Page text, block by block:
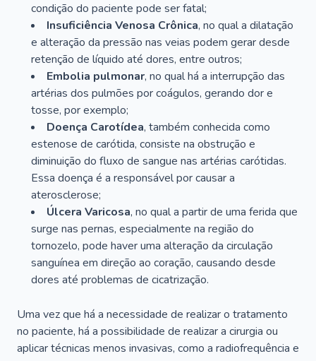
condição do paciente pode ser fatal;
Insuficiência Venosa Crônica, no qual a dilatação
e alteração da pressão nas veias podem gerar desde
retenção de líquido até dores, entre outros;
Embolia pulmonar, no qual há a interrupção das
artérias dos pulmões por coágulos, gerando dor e
tosse, por exemplo;
Doença Carotídea, também conhecida como
estenose de carótida, consiste na obstrução e
diminuição do fluxo de sangue nas artérias carótidas.
Essa doença é a responsável por causar a
aterosclerose;
Úlcera Varicosa, no qual a partir de uma ferida que
surge nas pernas, especialmente na região do
tornozelo, pode haver uma alteração da circulação
sanguínea em direção ao coração, causando desde
dores até problemas de cicatrização.
Uma vez que há a necessidade de realizar o tratamento
no paciente, há a possibilidade de realizar a cirurgia ou
aplicar técnicas menos invasivas, como a radiofrequência e